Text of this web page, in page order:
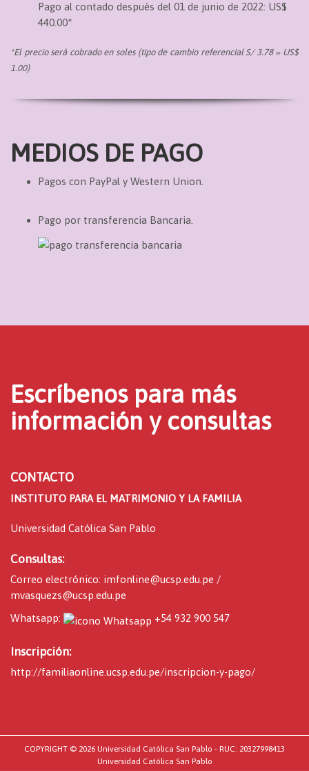
Pago al contado después del 01 de junio de 2022: US$
440.00*
*El precio será cobrado en soles (tipo de cambio referencial S/ 3.78 = US$
1.00)
MEDIOS DE PAGO
Pagos con PayPal y Western Union.
Pago por transferencia Bancaria.
Escríbenos para más
información y consultas
CONTACTO
INSTITUTO PARA EL MATRIMONIO Y LA FAMILIA
Universidad Católica San Pablo
Consultas:
Correo electrónico: imfonline@ucsp.edu.pe /
mvasquezs@ucsp.edu.pe
Whatsapp:
+54 932 900 547
Inscripción:
http://familiaonline.ucsp.edu.pe/inscripcion-y-pago/
COPYRIGHT © 2026 Universidad Católica San Pablo - RUC: 20327998413
Universidad Católica San Pablo